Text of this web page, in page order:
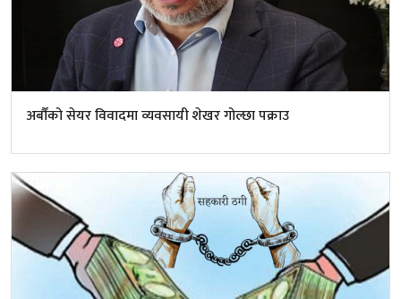
अर्बौंको सेयर विवादमा व्यवसायी शेखर गोल्छा पक्राउ